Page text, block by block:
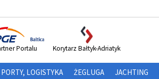
Portalu Korytarz Bałtyk-Adriatyk
PORTY, LOGISTYKA ŻEGLUGA JACHTING